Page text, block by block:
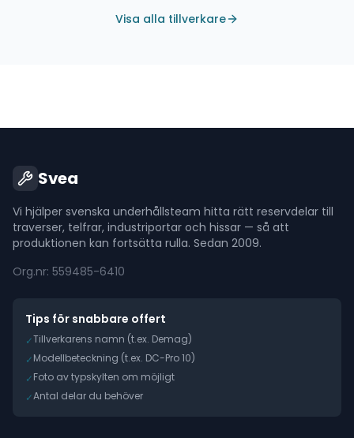
Visa alla tillverkare
Svea
Vi hjälper svenska underhållsteam hitta rätt reservdelar till
traverser, telfrar, industriportar och hissar — så att
produktionen kan fortsätta rulla. Sedan 2009.
Org.nr: 559485-6410
Tips för snabbare offert
✓Tillverkarens namn (t.ex. Demag)
✓Modellbeteckning (t.ex. DC-Pro 10)
✓Foto av typskylten om möjligt
✓Antal delar du behöver